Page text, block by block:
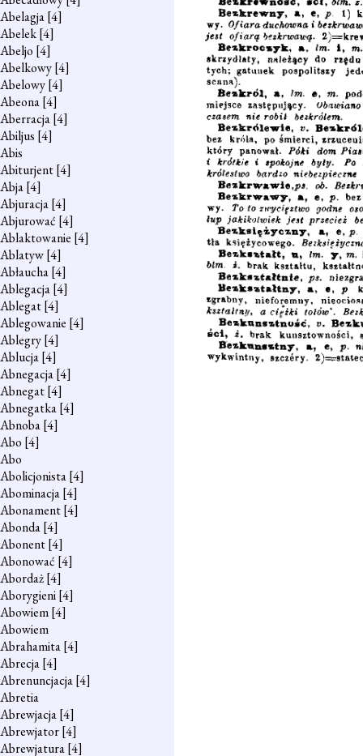
Abelagja[4]
Abelek[4]
Abeljo [4]
Abelkowy[4]
Abelowy[4]
Abeona[4]
Aberracja[4]
Abiljus [4]
Abis
Abiturjent[4]
Abja[4]
Abjuracja[4]
Abjurować [4]
Ablaktowanie [4]
Ablatyw[4]
Abłaucha[4]
Ablegacja[4]
Ablegat[4]
Ablegowanie [4]
Ablegry[4]
Ablucja[4]
Abnegacja[4]
Abnegat[4]
Abnegatka[4]
Abnoba[4]
Abo [4]
Abo
Abolicjonista[4]
Abominacja[4]
Abonament[4]
Abonda[4]
Abonent[4]
Abonować [4]
Abordaż[4]
Aborygieni[4]
Abowiem[4]
Abowiem
Abrahamita[4]
Abrecja[4]
Abrenuncjacja[4]
Abretia
Abrewjacja[4]
Abrewjator[4]
Abrewjatura[4]